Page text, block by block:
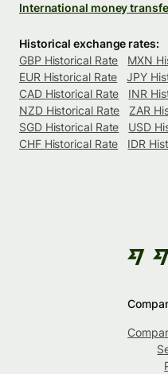
International money
Historical exchange rates:
GBP Historical Rate
MXN
EUR Historical Rate
JPY
CAD Historical Rate
INR
NZD Historical Rate
ZAR
SGD Historical Rate
USD
CHF Historical Rate
IDR